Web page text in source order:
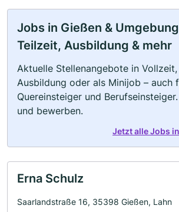
Jobs in Gießen &
Teilzeit, Ausbildung & mehr
Aktuelle Stellenangebote in
Ausbildung oder als Minijob – auch
Quereinsteiger und
und bewerben.
Jetzt alle Jobs
Erna Schulz
Saarlandstraße 16, 35398 Gießen, Lahn